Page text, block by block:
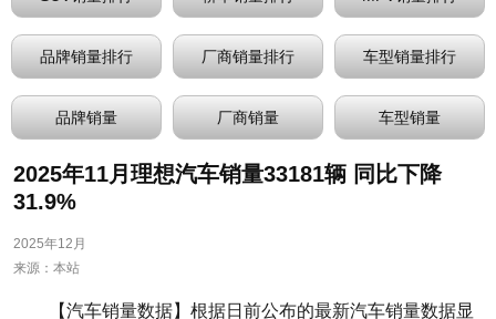
品牌销量排行 厂商销量排行 车型销量排行
品牌销量 厂商销量 车型销量
2025年11月理想汽车销量33181辆 同比下降
31.9%
2025年12月
来源：本站
【汽车销量数据】根据日前公布的最新汽车销量数据显